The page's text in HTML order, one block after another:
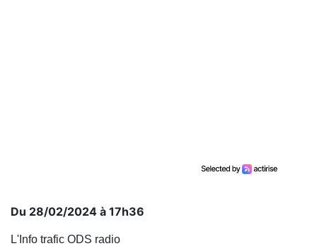
Du 28/02/2024 à 17h36
L'Info trafic ODS radio